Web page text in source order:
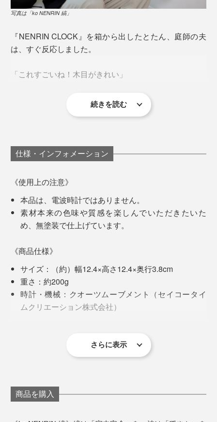
現代なら、還暦や米寿、金婚式や結婚記念のお祝い、敬
でのオリジナルメッセージを、こんなふうに刻印できま
す（メッセージのお申込み方法は、商品説明下部の《オ
「これからも元気なおじいちゃん、おばあちゃんで」
「お父さん、お母さん、金婚式おめでとうございます
「いつまでも元気で、私たちのことを見守っていてくだ
さい」
裏面プレートのオリジナルメッセージ例。プレート下部には、吉祥文様の解説入
想いのこもった「ko NENRIN」の時計。目をひくデザ
インながら、リビング、寝室、ダイニング、和室……ど
「年輪時計」から20年後にできた「ko NENRIN」
木工商品をつくり出していった實松さんでしたが、
ーから問われて、衝撃を受けました。
なぜ、日本の木でつくらないの？
日本には、木がないの？
している外材を使うことが当たり前でした。
でも、なぜ、わざわざアメリカの木を輸入して、日本で
つくった製品を、パリへ持ってきているのか。
もう一度、自分のものづくりを、問い直すきっかけにな
りました」
その答えが、2018年、地元・佐賀の杉でつくった
『NENRIN』シリーズです。
写真は「ko NENRIN 縞」
『NENRIN CLOCK』を箱から出したとたん、庭師の夫
は、すぐ反応しました。
「これすごいね！木目がきれい」
「どうやってつくるんだろう。こんな模様、見たことな
仕事で、木製の柵をつくったりしている夫から、木工の
むずかしさは、よく聞きますが、国産材をそろえるだけ
さらに、木目から、ほかにはない、寄せ木の模様を組み
上げるなんて、途方もない技術です。
経って、これほど洗練された『NENRIN CLOCK』に生
まれ変わるとは！
続きを読む
仕様・インフォメーション
《使用上の注意》
本品は、電波時計ではありません。
素材本来の色味や質感を楽しんでいただきたいた
め、無塗装で仕上げています。
《商品仕様》
サイズ：（約）幅12.4×高さ12.4×奥行3.8cm
重さ：約200g
時計・機械：クオーツムーブメント（セイコータイ
ムクリエーション株式会社）
さらに表示
商品を購入